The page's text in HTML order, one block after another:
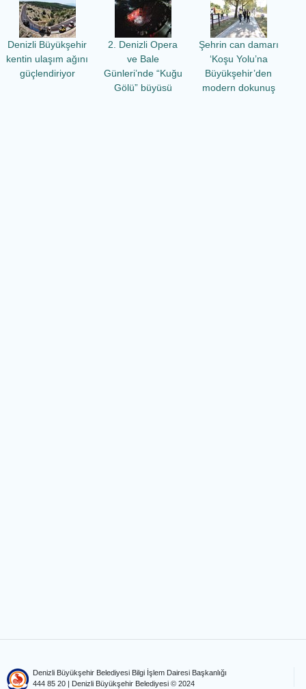
Denizli Büyükşehir
kentin ulaşım ağını
güçlendiriyor
2. Denizli Opera
ve Bale
Günleri’nde “Kuğu
Gölü” büyüsü
Şehrin can damarı
‘Koşu Yolu’na
Büyükşehir’den
modern dokunuş
Denizli Büyükşehir Belediyesi Bilgi İşlem Dairesi Başkanlığı
444 85 20 | Denizli Büyükşehir Belediyesi © 2024